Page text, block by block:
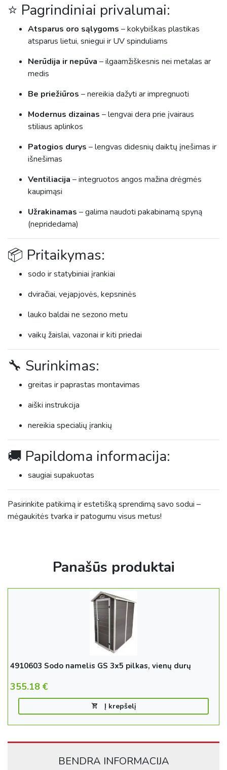
⭐ Pagrindiniai privalumai:
Atsparus oro sąlygoms – kokybiškas plastikas
atsparus lietui, sniegui ir UV spinduliams
Nerūdija ir nepūva – ilgaamžiškesnis nei metalas ar
medis
Be priežiūros – nereikia dažyti ar impregnuoti
Modernus dizainas – lengvai dera prie įvairaus
stiliaus aplinkos
Patogios durys – lengvas didesnių daiktų įnešimas ir
išnešimas
Ventiliacija – integruotos angos mažina drėgmės
kaupimąsi
Užrakinamas – galima naudoti pakabinamą spyną
(nepridedama)
📦 Pritaikymas:
sodo ir statybiniai įrankiai
dviračiai, vejapjovės, kepsninės
lauko baldai ne sezono metu
vaikų žaislai, vazonai ir kiti priedai
🔧 Surinkimas:
greitas ir paprastas montavimas
aiški instrukcija
nereikia specialių įrankių
🚚 Papildoma informacija:
saugiai supakuotas
Pasirinkite patikimą ir estetišką sprendimą savo sodui –
mėgaukitės tvarka ir patogumu visus metus!
Panašūs produktai
4910603 Sodo namelis GS 3x5 pilkas, vienų durų
355.18 €
Į krepšelį
BENDRA INFORMACIJA